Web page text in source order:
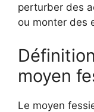
perturber des
ou monter des
moyen
Le moyen